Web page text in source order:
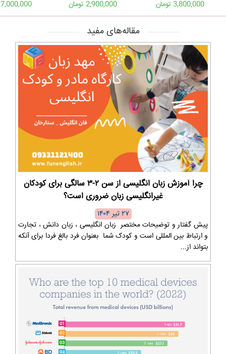
27,000,000 2,900,000 تومان 3,800,000 تومان
مقاله‌های مفید
چرا آموزش زبان انگلیسی از سن ۲-۳ سالگی برای کودکان
غیرانگلیسی زبان ضروری است؟
۲۷ تیر ۱۴۰۴
پیش گفتار و توضیحات مختصر زبان انگلیسی ، زبان دانش ، تجارت
و ارتباط بین المللی است و کودک شما بعنوان فرد بالغ فردا برای آنکه
بتواند از...